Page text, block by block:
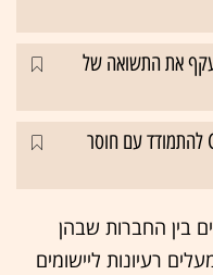
אלף ד', והוא עקף את התשואה של
מודל "הבית הטכנולוגי": כיצד יכול CIO להתמודד עם חוסר
בין החברות שבהן
רעיונות ליישומים